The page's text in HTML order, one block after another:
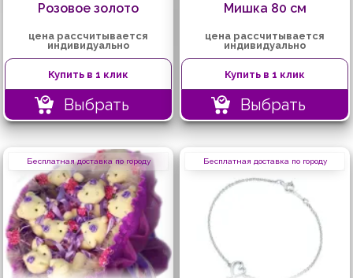
Розовое золото
цена рассчитывается
индивидуально
Купить в 1 клик
Выбрать
Мишка 80 см
цена рассчитывается
индивидуально
Купить в 1 клик
Выбрать
Бесплатная доставка по городу Бесплатная доставка по городу